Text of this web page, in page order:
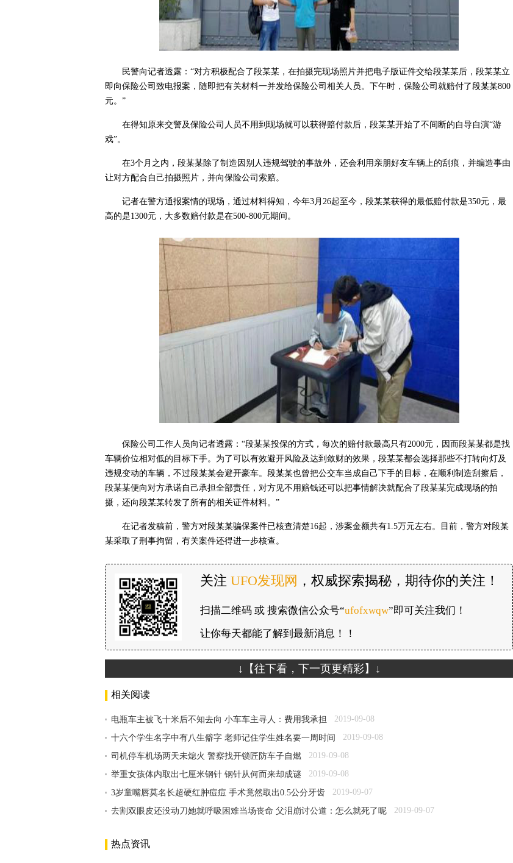
民警向记者透露：“对方积极配合了段某某，在拍摄完现场照片并把电子版证件交给段某某后，段某某立
即向保险公司致电报案，随即把有关材料一并发给保险公司相关人员。下午时，保险公司就赔付了段某某800
元。”
在得知原来交警及保险公司人员不用到现场就可以获得赔付款后，段某某开始了不间断的自导自演“游
戏”。
在3个月之内，段某某除了制造因别人违规驾驶的事故外，还会利用亲朋好友车辆上的刮痕，并编造事由
让对方配合自己拍摄照片，并向保险公司索赔。
记者在警方通报案情的现场，通过材料得知，今年3月26起至今，段某某获得的最低赔付款是350元，最
高的是1300元，大多数赔付款是在500-800元期间。
保险公司工作人员向记者透露：“段某某投保的方式，每次的赔付款最高只有2000元，因而段某某都是找
车辆价位相对低的目标下手。为了可以有效避开风险及达到敛财的效果，段某某都会选择那些不打转向灯及
违规变动的车辆，不过段某某会避开豪车。段某某也曾把公交车当成自己下手的目标，在顺利制造刮擦后，
段某某便向对方承诺自己承担全部责任，对方见不用赔钱还可以把事情解决就配合了段某某完成现场的拍
摄，还向段某某转发了所有的相关证件材料。”
在记者发稿前，警方对段某某骗保案件已核查清楚16起，涉案金额共有1.5万元左右。目前，警方对段某
某采取了刑事拘留，有关案件还得进一步核查。
关注 UFO发现网 ，权威探索揭秘，期待你的关注！
扫描二维码 或 搜索微信公众号“ufofxwqw”即可关注我们！
让你每天都能了解到最新消息！！
↓【往下看，下一页更精彩】↓
相关阅读
电瓶车主被飞十米后不知去向 小车车主寻人：费用我承担 2019-09-08
十六个学生名字中有八生僻字 老师记住学生姓名要一周时间 2019-09-08
司机停车机场两天未熄火 警察找开锁匠防车子自燃 2019-09-08
举重女孩体内取出七厘米钢针 钢针从何而来却成谜 2019-09-08
3岁童嘴唇莫名长超硬红肿痘痘 手术竟然取出0.5公分牙齿 2019-09-07
去割双眼皮还没动刀她就呼吸困难当场丧命 父泪崩讨公道：怎么就死了呢 2019-09-07
热点资讯